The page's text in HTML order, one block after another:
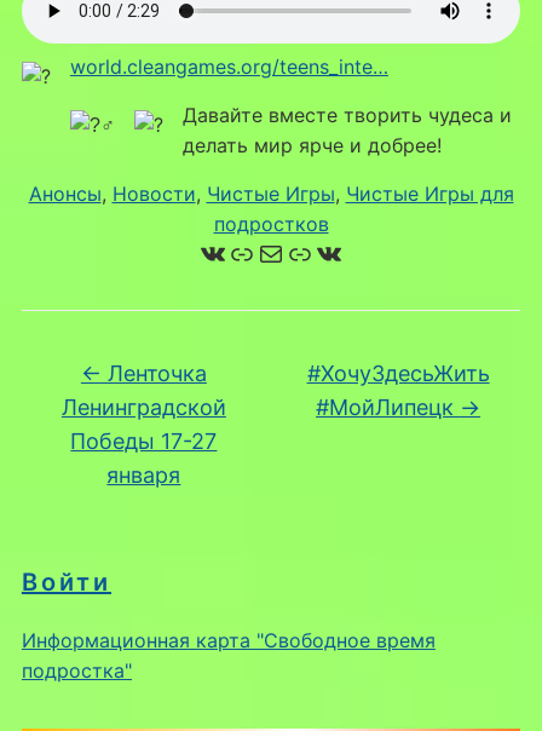
Войти
Информационная карта "Свободное время
подростка"
world.cleangames.org/teens_inte…
Давайте вместе творить чудеса и
делать мир ярче и добрее!
Анонсы, Новости, Чистые Игры, Чистые Игры для
подростков
ВКонтакте
Ссылка
Почта
Ссылка
ВКонтакте
← Ленточка
Ленинградской
Победы 17-27
января
#ХочуЗдесьЖить
#МойЛипецк →